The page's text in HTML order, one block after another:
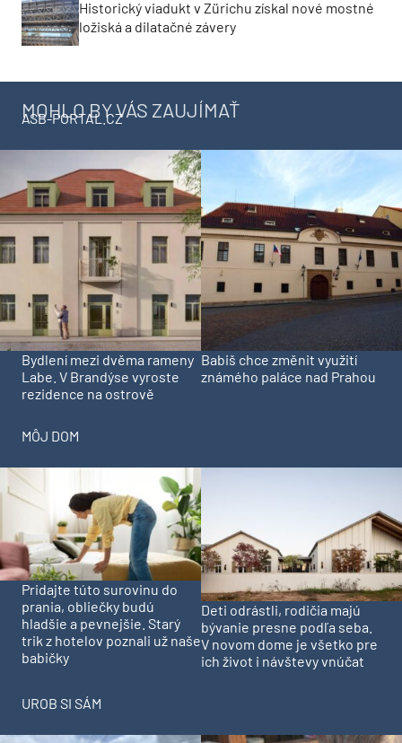
Historický viadukt v Zürichu získal nové mostné
ložiská a dilatačné závery
MOHLO BY VÁS ZAUJÍMAŤ
ASB-PORTAL.CZ
Bydlení mezi dvěma rameny
Labe. V Brandýse vyroste
rezidence na ostrově
Babiš chce změnit využití
známého paláce nad Prahou
MÔJ DOM
Pridajte túto surovinu do
prania, obliečky budú
hladšie a pevnejšie. Starý
trik z hotelov poznali už naše
babičky
Deti odrástli, rodičia majú
bývanie presne podľa seba.
V novom dome je všetko pre
ich život i návštevy vnúčat
UROB SI SÁM